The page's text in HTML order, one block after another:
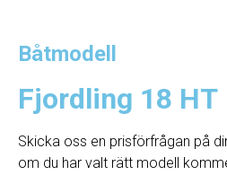
Båtmodell
Fjordling 18 HT
Skicka oss en prisförfrågan på
om du har valt rätt modell